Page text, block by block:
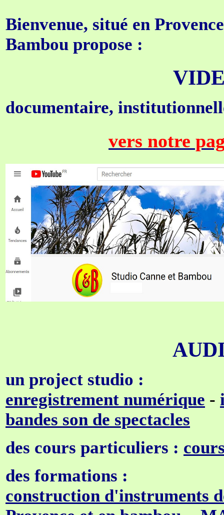
Bienvenue, situé en
Bambou propose :
documentaire,
vers notre
un project studio :
enregistrement numérique -
bandes son de spectacles
des cours particuliers :
des formations :
construction d'instruments